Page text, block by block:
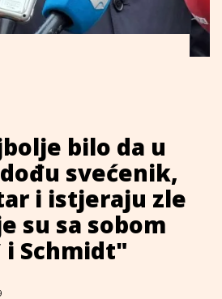
bilo da u
svećenik,
i istjeraju zle
su sa sobom
i Schmidt"